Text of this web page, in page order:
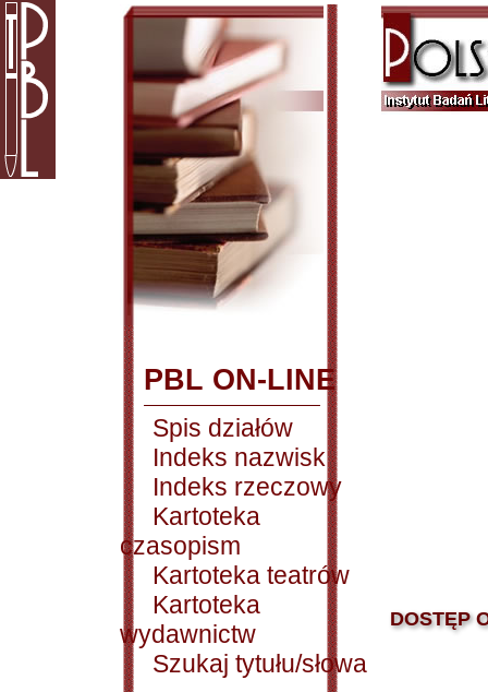
PBL ON-LINE
Spis działów
Indeks nazwisk
Indeks rzeczowy
Kartoteka
czasopism
Kartoteka teatrów
Kartoteka
wydawnictw
Szukaj tytułu/słowa
DOSTĘP